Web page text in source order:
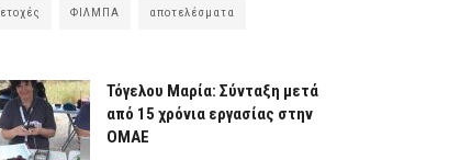
ΦΙΛΜΠΑ αποτελέσματα
Τόγελου Μαρία: Σύνταξη μετά
από 15 χρόνια εργασίας στην
ΟΜΑΕ